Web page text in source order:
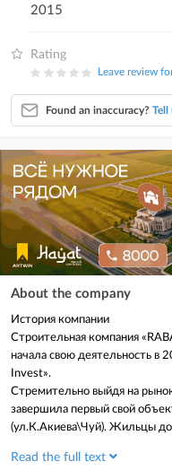
2015
Rating
Leave review
Found an inaccuracy? Tell
About the company
История компании
Строительная компания
начала свою деятельность в
Invest».
Стремительно выйдя на
завершила первый свой
(ул.К.Акиева\Чуй). Жильцы
самоотделку квартиры в
Read the full text